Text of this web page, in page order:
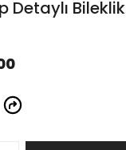
Detaylı Bileklik